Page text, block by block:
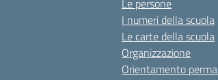
Le persone
I numeri della scuola
Le carte della scuola
Organizzazione
Orientamento